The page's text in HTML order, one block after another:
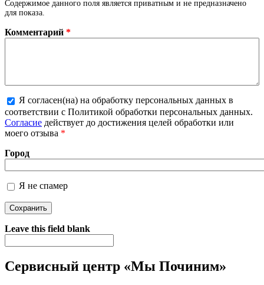
Содержимое данного поля является приватным и не предназначено
для показа.
Комментарий *
Более подробная информация о текстовых форматах
Я согласен(на) на обработку персональных данных в
соответствии с Политикой обработки персональных данных.
Согласие действует до достижения целей обработки или
моего отзыва *
Город
Я не спамер
Я спамер
Leave this field blank
Сервисный центр «Мы Починим»